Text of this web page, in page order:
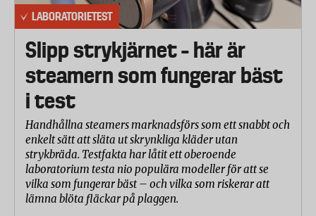
LABORATORIETEST
Slipp strykjärnet – här är
steamern som fungerar bäst
i test
Handhållna steamers marknadsförs som ett snabbt och
enkelt sätt att släta ut skrynkliga kläder utan
strykbräda. Testfakta har låtit ett oberoende
laboratorium testa nio populära modeller för att se
vilka som fungerar bäst – och vilka som riskerar att
lämna blöta fläckar på plaggen.